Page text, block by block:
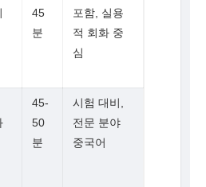
45
분
포함, 실용
적 회화 중
심
45-
50
분
시험 대비,
전문 분야
중국어